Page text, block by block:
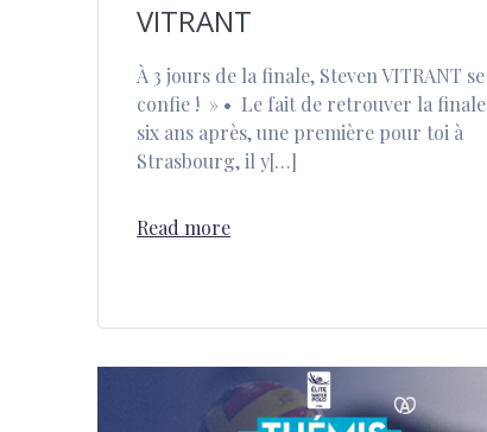
VITRANT
À 3 jours de la finale, Steven VITRANT se
confie ! » •⁠ ⁠Le fait de retrouver la finale
six ans après, une première pour toi à
Strasbourg, il y[…]
Read more